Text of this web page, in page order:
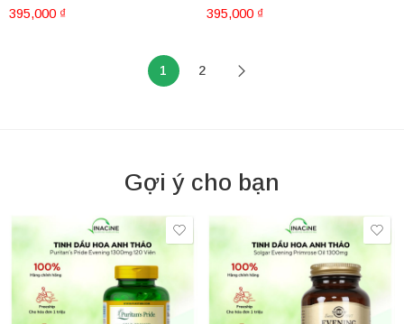
395,000 ₫ 395,000 ₫
1 2
Gợi ý cho bạn
1000mg 120 viên